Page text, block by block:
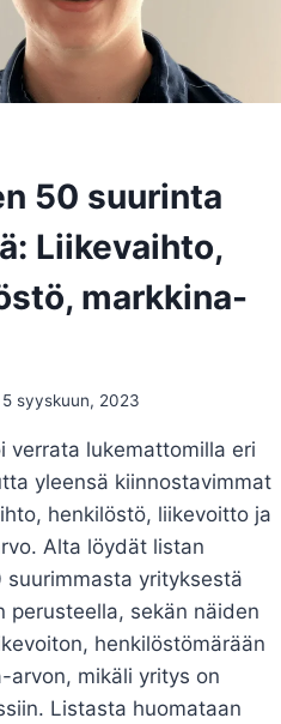
50 suurinta
Liikevaihto,
markkina-
5 syyskuun, 2023
verrata lukemattomilla eri
yleensä kiinnostavimmat
henkilöstö, liikevoitto ja
Alta löydät listan
suurimmasta yrityksestä
perusteella, sekän näiden
henkilöstömärään
arvon, mikäli yritys on
Listasta huomataan